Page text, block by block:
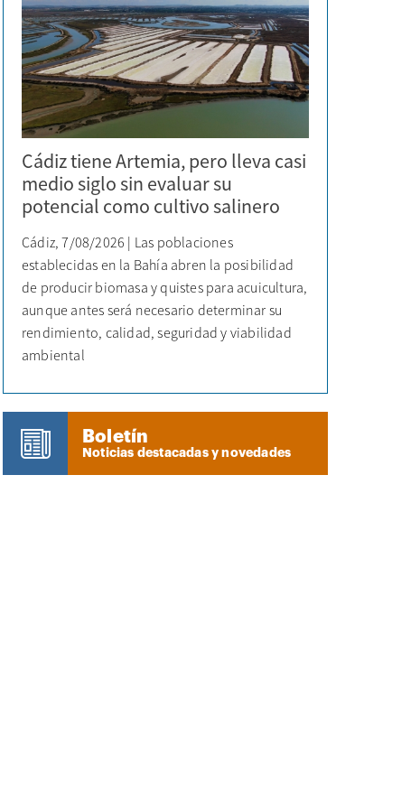
Cádiz tiene Artemia, pero lleva casi
medio siglo sin evaluar su
potencial como cultivo salinero
Cádiz, 7/08/2026 | Las poblaciones
establecidas en la Bahía abren la posibilidad
de producir biomasa y quistes para acuicultura,
aunque antes será necesario determinar su
rendimiento, calidad, seguridad y viabilidad
ambiental
Boletín
Noticias destacadas y novedades